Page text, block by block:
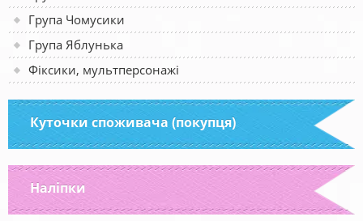
Група Чомусики
Група Яблунька
Фіксики, мультперсонажі
Куточки споживача (покупця)
Наліпки